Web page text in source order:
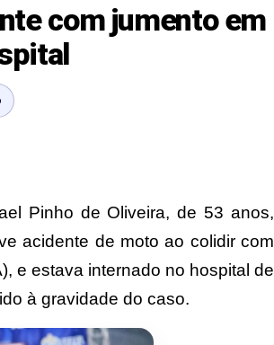
com jumento em
Pinho de Oliveira, de 53 anos,
acidente de moto ao colidir com
e estava internado no hospital de
à gravidade do caso.